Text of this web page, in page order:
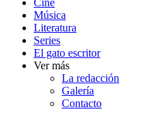
Cine
Música
Literatura
Series
El gato escritor
Ver más
La redacción
Galería
Contacto